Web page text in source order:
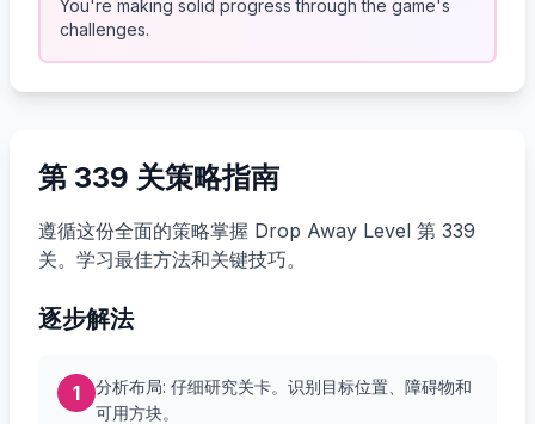
You're making solid progress through the game's
challenges.
第 339 关策略指南
遵循这份全面的策略掌握 Drop Away Level 第 339
关。学习最佳方法和关键技巧。
逐步解法
1
分析布局: 仔细研究关卡。识别目标位置、障碍物和
可用方块。